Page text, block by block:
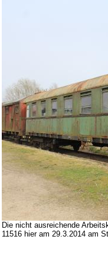
Die nicht ausreichende
11516 hier am 29.3.2014 am